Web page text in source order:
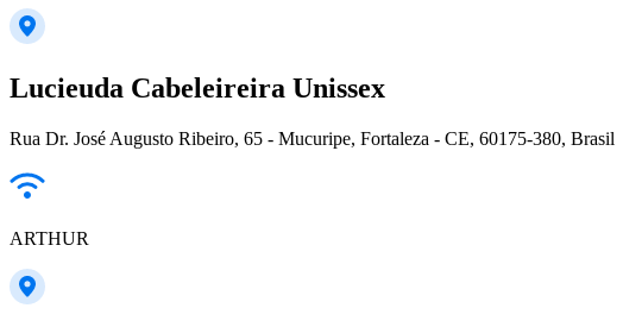
Lucieuda Cabeleireira Unissex
Rua Dr. José Augusto Ribeiro, 65 - Mucuripe, Fortaleza - CE, 60175-380, Brasil
ARTHUR